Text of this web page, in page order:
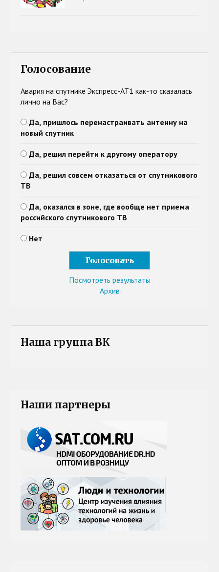
Голосование
Авария на спутнике Экспресс-АТ1 как-то сказалась
лично на Вас?
Да, пришлось перенастраивать антенну на
новый спутник
Да, решил перейти к другому оператору
Да, решил совсем отказаться от спутникового
ТВ
Да, оказался в зоне, где вообще нет приема
российского спутникового ТВ
Нет
Посмотреть результаты
Архив
Наша группа ВК
Наши партнеры